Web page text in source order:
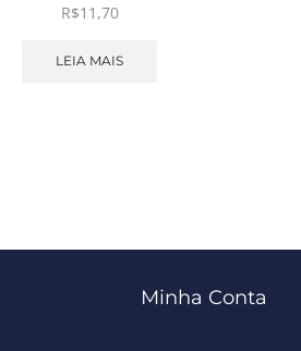
R$11,70
LEIA MAIS
Minha Conta